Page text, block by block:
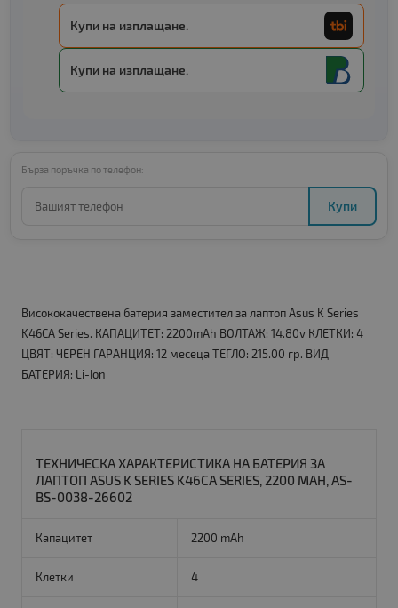
Купи на изплащане.
Купи на изплащане.
Бърза поръчка по телефон:
Купи
Висококачествена батерия заместител за лаптоп Asus K Series
K46CA Series. КАПАЦИТЕТ: 2200mAh ВОЛТАЖ: 14.80v КЛЕТКИ: 4
ЦВЯТ: ЧЕРЕН ГАРАНЦИЯ: 12 месеца ТЕГЛО: 215.00 гр. ВИД
БАТЕРИЯ: Li-Ion
ТЕХНИЧЕСКА ХАРАКТЕРИСТИКА НА БАТЕРИЯ ЗА
ЛАПТОП ASUS K SERIES K46CA SERIES, 2200 MAH, AS-
BS-0038-26602
Капацитет 2200 mAh
Клетки 4